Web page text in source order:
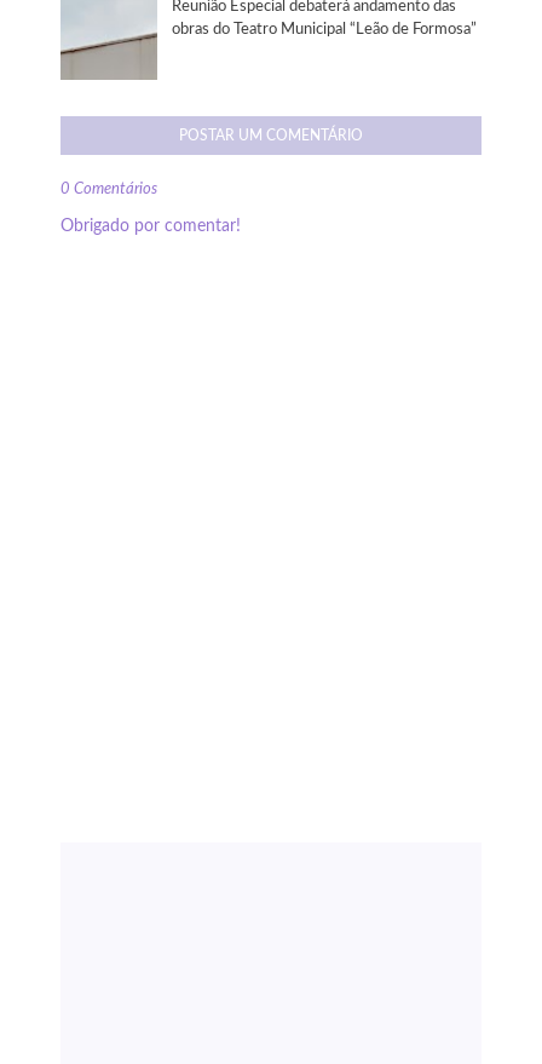
Reunião Especial debaterá andamento das
obras do Teatro Municipal “Leão de Formosa”
POSTAR UM COMENTÁRIO
0 Comentários
Obrigado por comentar!